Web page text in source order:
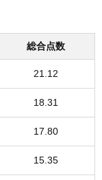
総合点数
21.12
18.31
17.80
15.35